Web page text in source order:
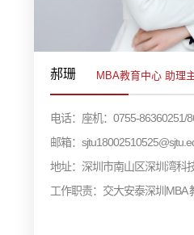
郝珊 MBA教育中心 助理
电话：座机：0755-86360251/
邮箱：
地址：深圳市南山区深圳湾科
工作职责：交大安泰深圳MBA